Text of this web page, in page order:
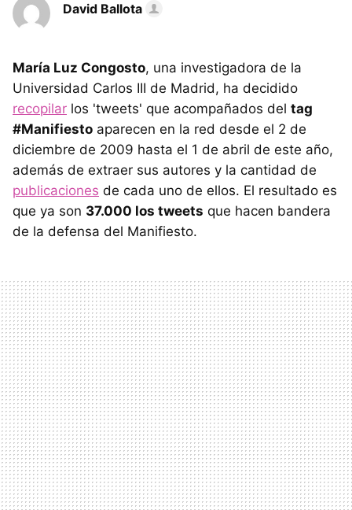
David Ballota
María Luz Congosto, una investigadora de la
Universidad Carlos III de Madrid, ha decidido
recopilar los 'tweets' que acompañados del tag
#Manifiesto aparecen en la red desde el 2 de
diciembre de 2009 hasta el 1 de abril de este año,
además de extraer sus autores y la cantidad de
publicaciones de cada uno de ellos. El resultado es
que ya son 37.000 los tweets que hacen bandera
de la defensa del Manifiesto.